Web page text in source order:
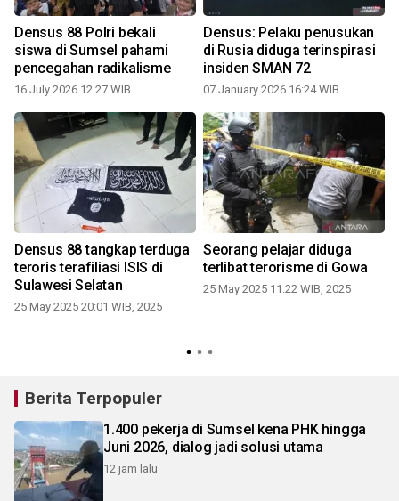
Densus 88 Polri bekali
siswa di Sumsel pahami
pencegahan radikalisme
16 July 2026 12:27 WIB
Densus: Pelaku penusukan
di Rusia diduga terinspirasi
insiden SMAN 72
07 January 2026 16:24 WIB
Densus 88 tangkap terduga
teroris terafiliasi ISIS di
Sulawesi Selatan
25 May 2025 20:01 WIB, 2025
Seorang pelajar diduga
terlibat terorisme di Gowa
25 May 2025 11:22 WIB, 2025
Berita Terpopuler
1.400 pekerja di Sumsel kena PHK hingga
Juni 2026, dialog jadi solusi utama
12 jam lalu